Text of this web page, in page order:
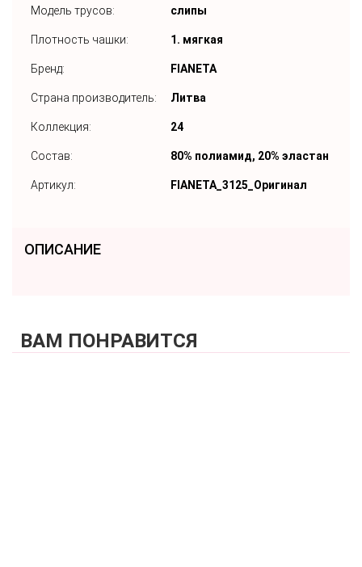
Модель трусов: слипы
Плотность чашки: 1. мягкая
Бренд: FIANETA
Страна производитель: Литва
Коллекция: 24
Состав: 80% полиамид, 20% эластан
Артикул: FIANETA_3125_Оригинал
ОПИСАНИЕ
ВАМ ПОНРАВИТСЯ